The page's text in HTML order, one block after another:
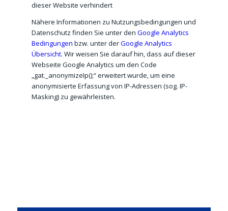
dieser Website verhindert
Nähere Informationen zu Nutzungsbedingungen und
Datenschutz finden Sie unter denGoogle Analytics
Bedingungen bzw. unter derGoogle Analytics
Übersicht. Wir weisen Sie darauf hin, dass auf dieser
Webseite Google Analytics um den Code
„gat._anonymizeIp();“ erweitert wurde, um eine
anonymisierte Erfassung von IP-Adressen (sog. IP-
Masking) zu gewährleisten.